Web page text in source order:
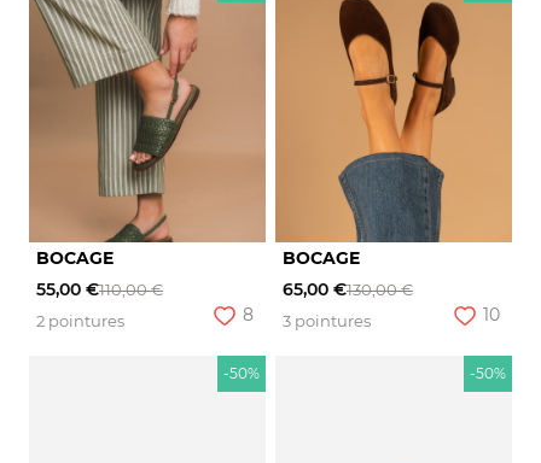
BOCAGE
55,00 €110,00 €
2 pointures
8
BOCAGE
65,00 €130,00 €
3 pointures
10
-50% -50%